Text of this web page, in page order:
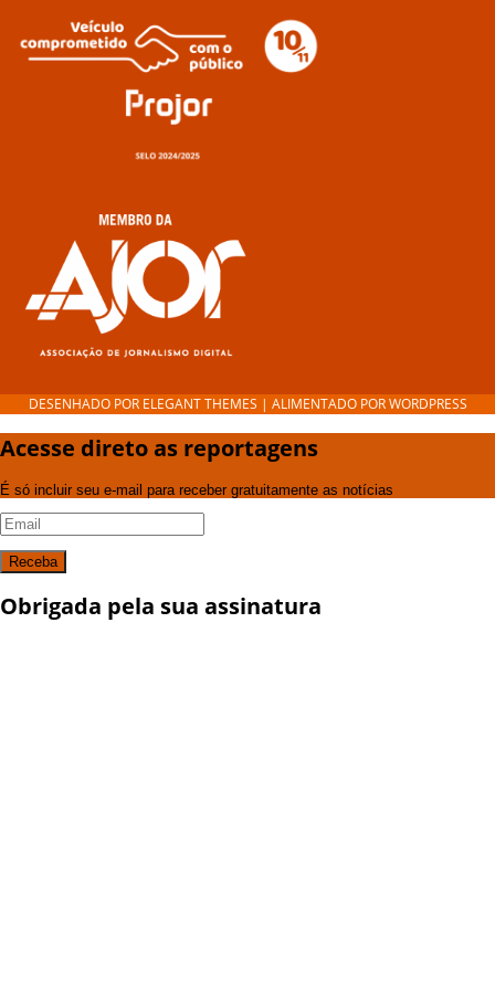
DESENHADO POR ELEGANT THEMES | ALIMENTADO PORWORDPRESS
Acesse direto as reportagens
É só incluir seu e-mail para receber gratuitamente as notícias
Receba
Obrigada pela sua assinatura